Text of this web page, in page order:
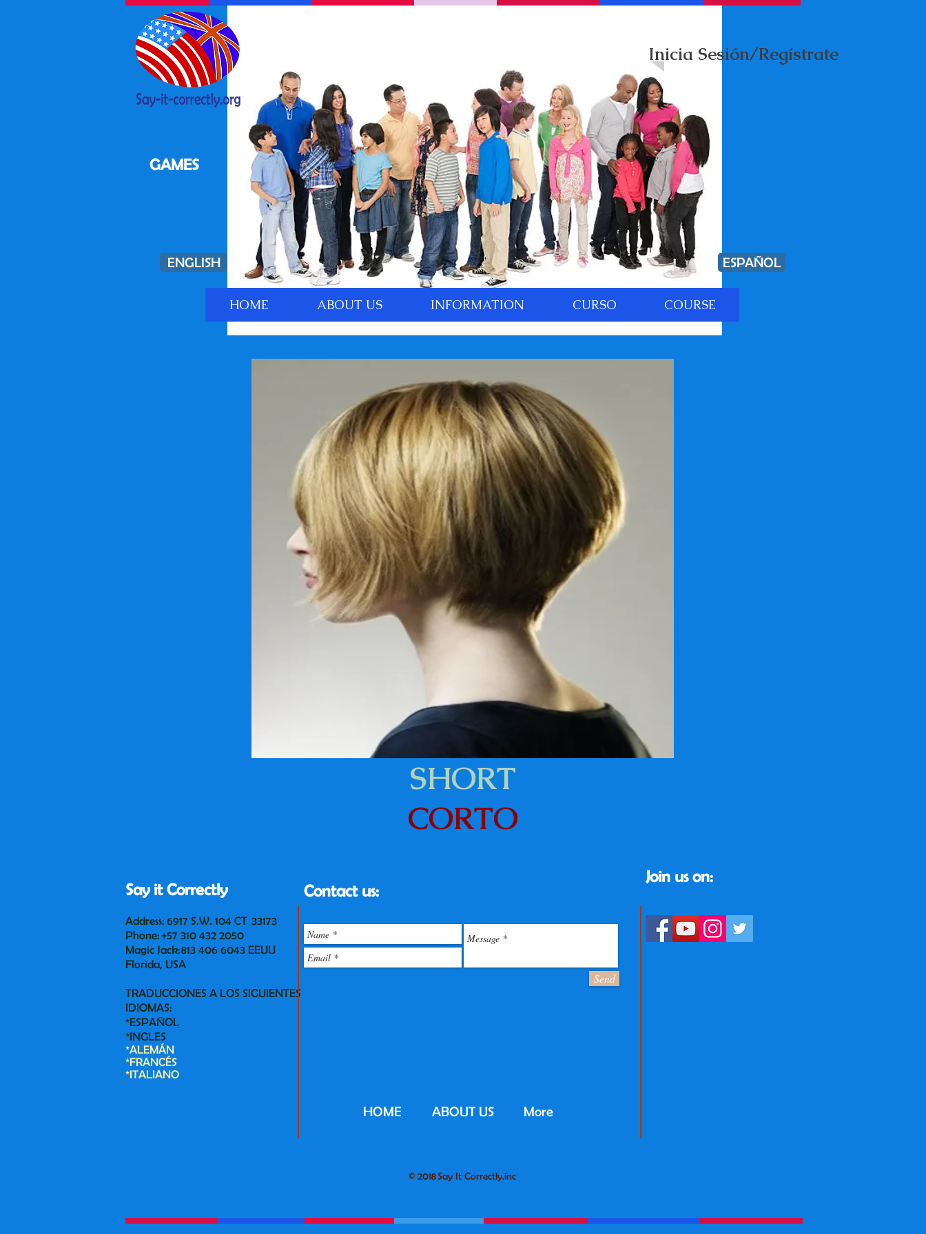
HOME ABOUT US INFORMATION CURSO COURSE
GAMES
Inicia Sesión/Regístrate
ENGLISH ESPAÑOL
SHORT
CORTO
Say it Correctly
Address: 6917 S.W. 104 CT 33173
Phone: +57 310 432 2050
Magic Jack: 813 406 6043 EEUU
Florida, USA
TRADUCCIONES A LOS SIGUIENTES
IDIOMAS:
*ESPAÑOL
*INGLES
*ALEMÁN
*FRANCÉS
*ITALIANO
Contact us:
Send
HOME ABOUT US More
Join us on:
© 2018 Say It Correctly.inc